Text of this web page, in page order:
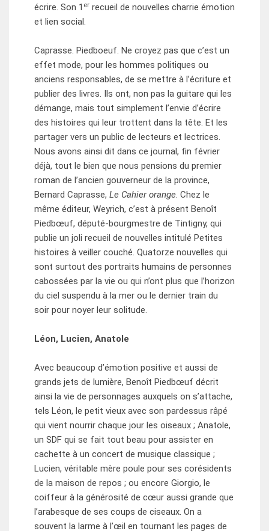
écrire. Son 1 errecueil de nouvelles charrie émotion
et lien social.
Caprasse. Piedboeuf. Ne croyez pas que c’est un
effet mode, pour les hommes politiques ou
anciens responsables, de se mettre à l’écriture et
publier des livres. Ils ont, non pas la guitare qui les
démange, mais tout simplement l’envie d’écrire
des histoires qui leur trottent dans la tête. Et les
partager vers un public de lecteurs et lectrices.
Nous avons ainsi dit dans ce journal, fin février
déjà, tout le bien que nous pensions du premier
roman de l’ancien gouverneur de la province,
Bernard Caprasse, Le Cahier orange. Chez le
même éditeur, Weyrich, c’est à présent Benoît
Piedbœuf, député-bourgmestre de Tintigny, qui
publie un joli recueil de nouvelles intitulé Petites
histoires à veiller couché. Quatorze nouvelles qui
sont surtout des portraits humains de personnes
cabossées par la vie ou qui n’ont plus que l’horizon
du ciel suspendu à la mer ou le dernier train du
soir pour noyer leur solitude.
Léon, Lucien, Anatole
Avec beaucoup d’émotion positive et aussi de
grands jets de lumière, Benoît Piedbœuf décrit
ainsi la vie de personnages auxquels on s’attache,
tels Léon, le petit vieux avec son pardessus râpé
qui vient nourrir chaque jour les oiseaux ; Anatole,
un SDF qui se fait tout beau pour assister en
cachette à un concert de musique classique ;
Lucien, véritable mère poule pour ses corésidents
de la maison de repos ; ou encore Giorgio, le
coiffeur à la générosité de cœur aussi grande que
l’arabesque de ses coups de ciseaux. On a
souvent la larme à l’œil en tournant les pages de